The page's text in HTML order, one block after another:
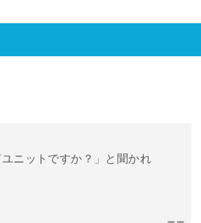
ニットですか？」と聞かれ